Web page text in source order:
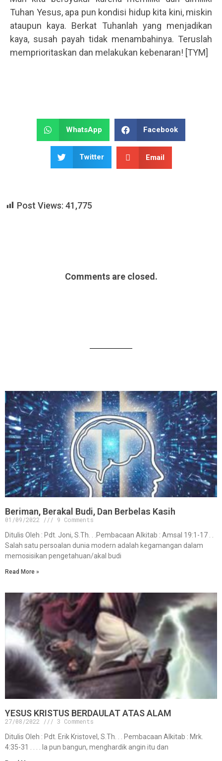
Tuhan Yesus, apa pun kondisi hidup kita kini, miskin
ataupun kaya. Berkat Tuhanlah yang menjadikan
kaya, susah payah tidak menambahinya. Teruslah
memprioritaskan dan melakukan kebenaran! [TYM]
WhatsApp Facebook
Twitter Email
Post Views: 41,775
Comments are closed.
Beriman, Berakal Budi, Dan Berbelas Kasih
01/09/2022
9 Comments
Ditulis Oleh : Pdt. Joni, S.Th. . .Pembacaan Alkitab : Amsal 19:1-17 . .
Salah satu persoalan dunia modern adalah kegamangan dalam
memosisikan pengetahuan/akal budi
Read More »
YESUS KRISTUS BERDAULAT ATAS ALAM
27/08/2022
3 Comments
Ditulis Oleh : Pdt. Erik Kristovel, S.Th. . . Pembacaan Alkitab : Mrk.
4:35-31 . . . . Ia pun bangun, menghardik angin itu dan